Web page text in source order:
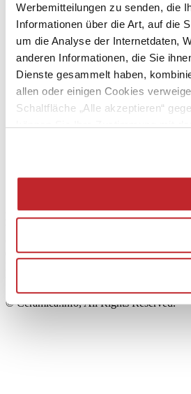
Werbemitteilungen zu senden, die
Informationen über die Art, auf die
um die Analyse der Internetdaten,
anderen Informationen, die Sie
Dienste gesammelt haben,
allen oder einigen Cookies
Schaltfläche „Alle akzeptieren“
können Sie Ihre Zustimmung mit
News
aziende
Cookie Policy
Edi.Cer S.p.a. Società unipersonale
Viale Monte Santo, 40 - 41049 Sassuolo
Capitale Sociale: 2.500.000 euro -
00853700367
© Ceramica.info, All Rights Reserved.